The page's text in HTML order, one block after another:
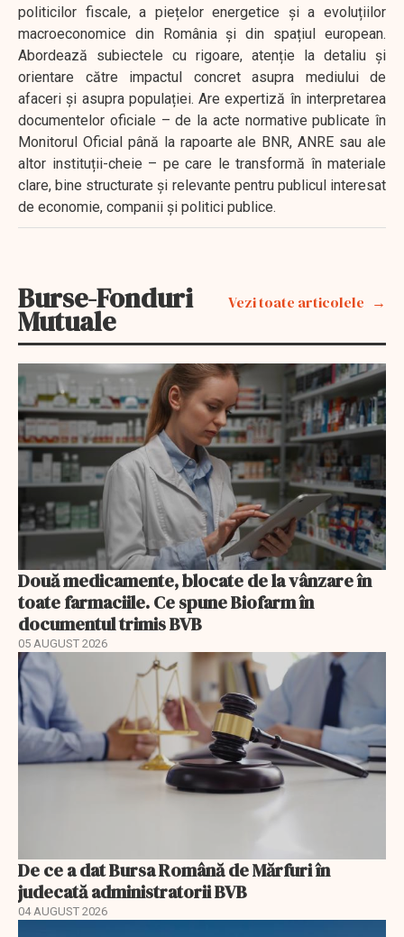
politicilor fiscale, a piețelor energetice și a evoluțiilor
macroeconomice din România și din spațiul european.
Abordează subiectele cu rigoare, atenție la detaliu și
orientare către impactul concret asupra mediului de
afaceri și asupra populației. Are expertiză în interpretarea
documentelor oficiale – de la acte normative publicate în
Monitorul Oficial până la rapoarte ale BNR, ANRE sau ale
altor instituții-cheie – pe care le transformă în materiale
clare, bine structurate și relevante pentru publicul interesat
de economie, companii și politici publice.
Burse-Fonduri
Mutuale
Vezi toate articolele
Două medicamente, blocate de la vânzare în
toate farmaciile. Ce spune Biofarm în
documentul trimis BVB
05 AUGUST 2026
De ce a dat Bursa Română de Mărfuri în
judecată administratorii BVB
04 AUGUST 2026